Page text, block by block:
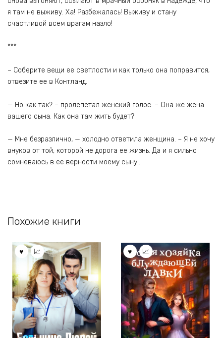
я там не выживу. Ха! Разбежалась! Выживу и стану
счастливой всем врагам назло!
***
– Соберите вещи ее светлости и как только она поправится,
отвезите ее в Контланд.
— Но как так? – пролепетал женский голос. – Она же жена
вашего сына. Как она там жить будет?
— Мне безразлично, — холодно ответила женщина. – Я не хочу
внуков от той, которой не дорога ее жизнь. Да и я сильно
сомневаюсь в ее верности моему сыну…
Похожие книги